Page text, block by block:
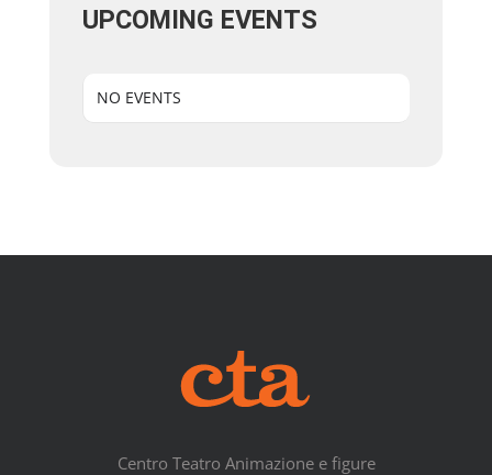
UPCOMING EVENTS
NO EVENTS
Centro Teatro Animazione e figure